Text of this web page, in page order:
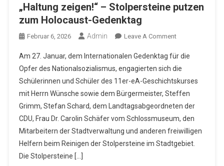
„Haltung zeigen!“ – Stolpersteine putzen
zum Holocaust-Gedenktag
Februar 6, 2026 Admin Leave A CommentOn
Zeigen!“
–
Stolpersteine
Putzen
Zum
Holocaust-
Gedenktag
Am 27. Januar, dem Internationalen Gedenktag für die
Opfer des Nationalsozialismus, engagierten sich die
Schülerinnen und Schüler des 11er-eA-Geschichtskurses
mit Herrn Wünsche sowie dem Bürgermeister, Steffen
Grimm, Stefan Schard, dem Landtagsabgeordneten der
CDU, Frau Dr. Carolin Schäfer vom Schlossmuseum, den
Mitarbeitern der Stadtverwaltung und anderen freiwilligen
Helfern beim Reinigen der Stolpersteine im Stadtgebiet.
Die Stolpersteine […]